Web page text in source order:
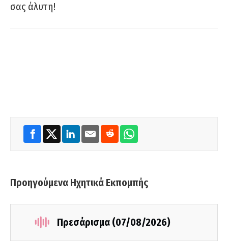
σας άλυτη!
Προηγούμενα Ηχητικά Εκπομπής
Πρεσάρισμα (07/08/2026)